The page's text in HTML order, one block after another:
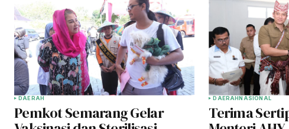
DAERAH
Pemkot Semarang Gelar
DAERAHNASIONAL
Terima